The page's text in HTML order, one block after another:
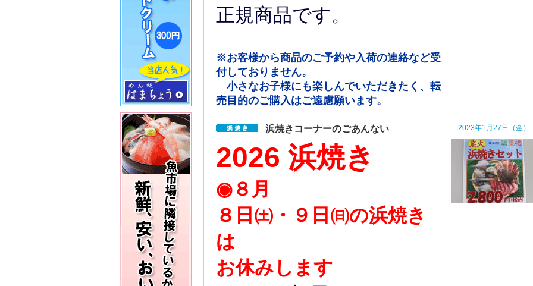
正規商品です。
※お客様から商品のご予約や入荷の連絡など受
付しておりません。
小さなお子様にも楽しんでいただきたく、転
売目的のご購入はご遠慮願います。
浜焼きコーナーのごあんない －2023年1月27日（金）
2026 浜焼き
◉８月
８日㈯・９日㈰の浜焼き
は
お休みします